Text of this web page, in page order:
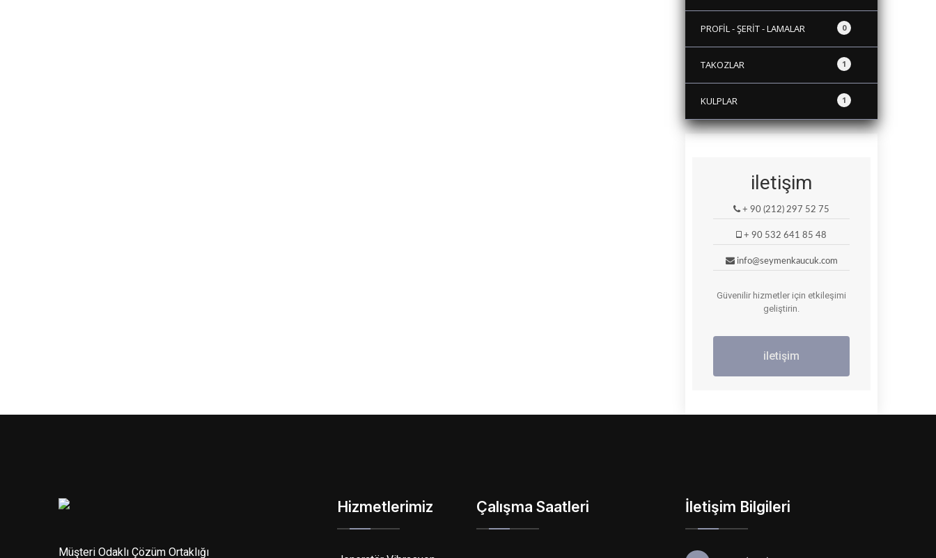
0
PROFİL - ŞERİT - LAMALAR
1
TAKOZLAR
1
KULPLAR
iletişim
+ 90 (212) 297 52 75
+ 90 532 641 85 48
info@seymenkaucuk.com
Güvenilir hizmetler için etkileşimi
geliştirin.
iletişim
Müşteri Odaklı Çözüm Ortaklığı
Hizmetlerimiz Çalışma Saatleri İletişim Bilgileri